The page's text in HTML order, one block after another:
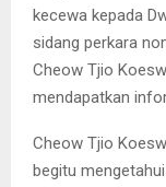
kecewa kepada
sidang perkara
Cheow Tjio
mendapatkan
Cheow Tjio
begitu